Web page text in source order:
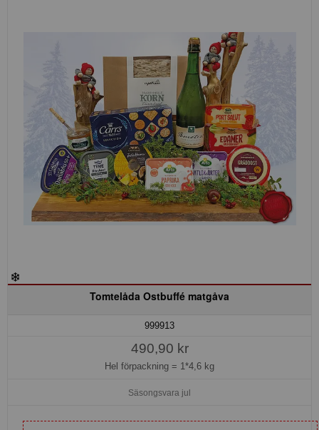
Tomtelåda Ostbuffé matgåva
999913
490,90 kr
Hel förpackning = 1*4,6 kg
Säsongsvara jul